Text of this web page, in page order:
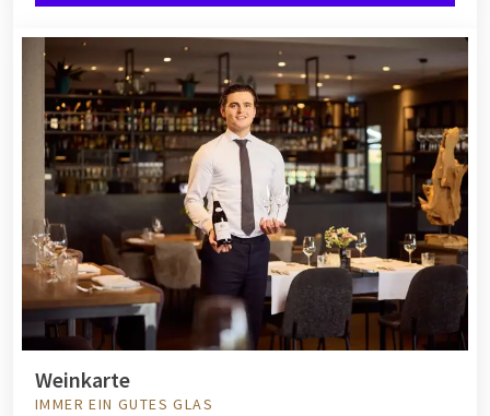
Weinkarte
IMMER EIN GUTES GLAS